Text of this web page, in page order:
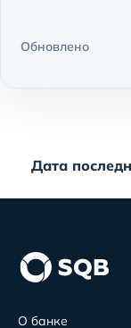
Обновлено
Дата
О банке